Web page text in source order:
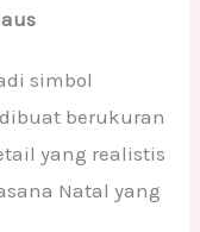
simbol
berukuran
yang realistis
Natal yang